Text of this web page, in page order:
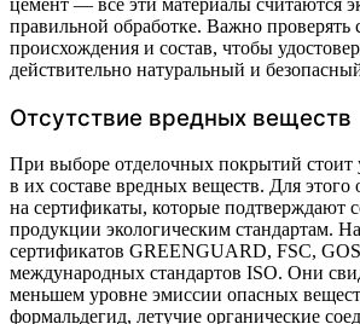
цемент — все эти материалы считаются
правильной обработке. Важно
происхождения и состав, чтобы
действительно натуральный и
Отсутствие вредных веществ
При выборе отделочных покрытий стоит
в их составе вредных веществ. Для
на сертификаты, которые подтверждают
продукции экологическим стандартам.
сертификатов GREENGUARD, FSC,
международных стандартов ISO. Они
меньшем уровне эмиссии опасных
формальдегид, летучие органические